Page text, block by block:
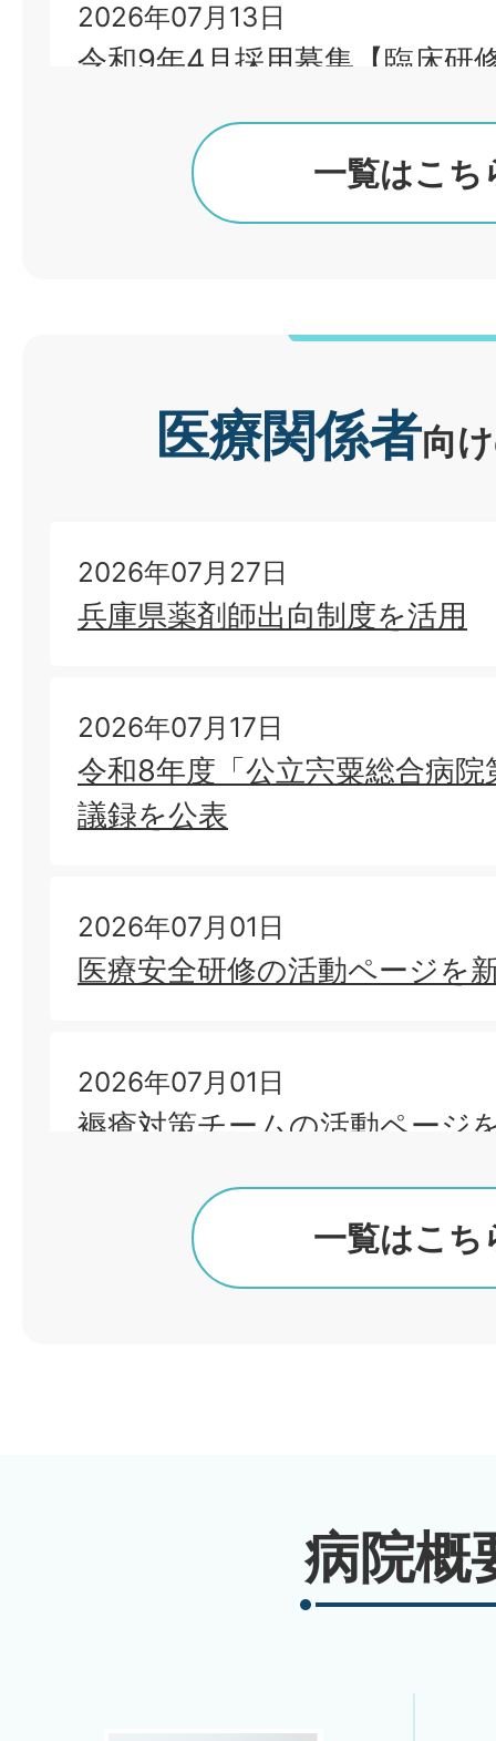
2026年07月13日
令和9年4月採用募集【臨床研
2026年07月02日
面会についてのお知らせ
2026年06月17日
2026年06月12日
公立宍粟総合病院運営協議会
2026年06月09日
一覧はこち
医療関係者向
2026年07月27日
兵庫県薬剤師出向制度を活用
2026年07月17日
令和8年度「公立宍粟総合病院
議録を公表
2026年07月01日
医療安全研修の活動ページを
2026年07月01日
褥瘡対策チームの活動ページ
2026年06月26日
「NSTニュース」発行のお知
一覧はこち
病院概